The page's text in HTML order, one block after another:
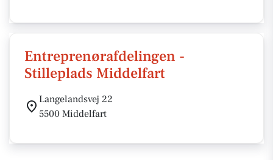
Entreprenørafdelingen -
Stilleplads Middelfart
Langelandsvej 22
5500 Middelfart